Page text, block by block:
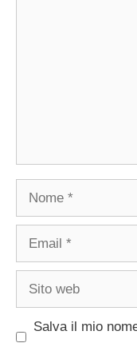
Salva il mio